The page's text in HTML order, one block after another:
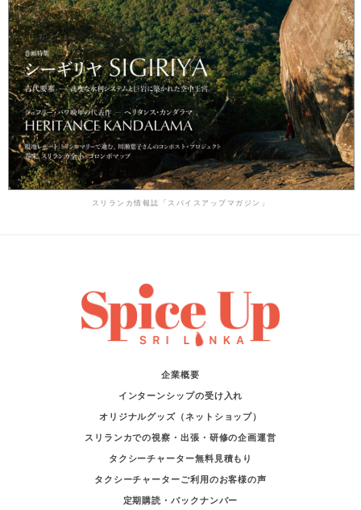
スリランカ情報誌「スパイスアップマガジン」
企業概要
インターンシップの受け入れ
オリジナルグッズ（ネットショップ）
スリランカでの視察・出張・研修の企画運営
タクシーチャーター無料見積もり
タクシーチャーターご利用のお客様の声
定期購読・バックナンバー